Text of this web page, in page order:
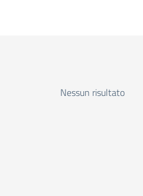
Nessun risultato